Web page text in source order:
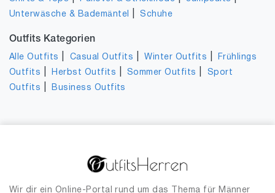
Unterwäsche & Bademäntel |Schuhe
Outfits Kategorien
Alle Outfits Casual Outfits |Winter Outfits
Frühlings
Outfits
Herbst Outfits Sommer Outfits
Sport
Outfits
Business Outfits
Wir dir ein Online-Portal rund um das Thema für Männer